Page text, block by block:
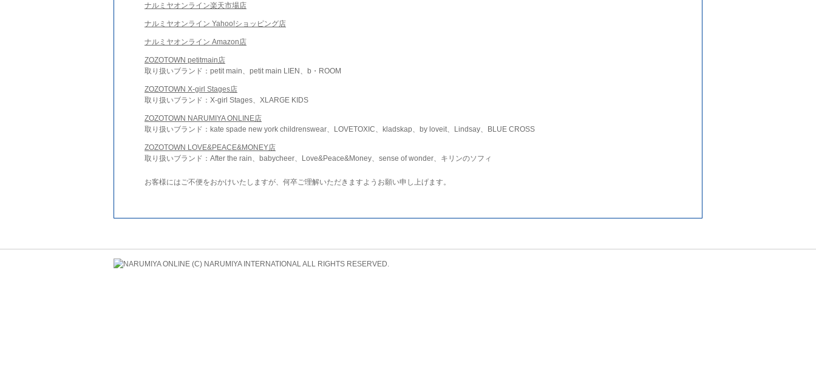
ナルミヤオンライン楽天市場店
ナルミヤオンライン Yahoo!ショッピング店
ナルミヤオンライン Amazon店
ZOZOTOWN petitmain店
取り扱いブランド：petit main、petit main LIEN、b・ROOM
ZOZOTOWN X-girl Stages店
取り扱いブランド：X-girl Stages、XLARGE KIDS
ZOZOTOWN NARUMIYA ONLINE店
取り扱いブランド：kate spade new york childrenswear、LOVETOXIC、kladskap、by loveit、Lindsay、BLUE CROSS
ZOZOTOWN LOVE&PEACE&MONEY店
取り扱いブランド：After the rain、babycheer、Love&Peace&Money、sense of wonder、キリンのソフィ
お客様にはご不便をおかけいたしますが、何卒ご理解いただきますようお願い申し上げます。